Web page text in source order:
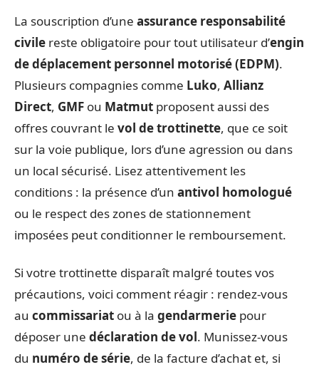
La souscription d’une assurance responsabilité
civile reste obligatoire pour tout utilisateur d’engin
de déplacement personnel motorisé (EDPM).
Plusieurs compagnies comme Luko, Allianz
Direct, GMF ou Matmut proposent aussi des
offres couvrant le vol de trottinette, que ce soit
sur la voie publique, lors d’une agression ou dans
un local sécurisé. Lisez attentivement les
conditions : la présence d’un antivol homologué
ou le respect des zones de stationnement
imposées peut conditionner le remboursement.
Si votre trottinette disparaît malgré toutes vos
précautions, voici comment réagir : rendez-vous
au commissariat ou à la gendarmerie pour
déposer une déclaration de vol. Munissez-vous
du numéro de série, de la facture d’achat et, si